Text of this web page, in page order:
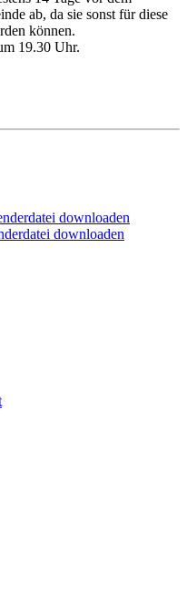
ab, da sie sonst für diese
können.
19.30 Uhr.
downloaden
downloaden